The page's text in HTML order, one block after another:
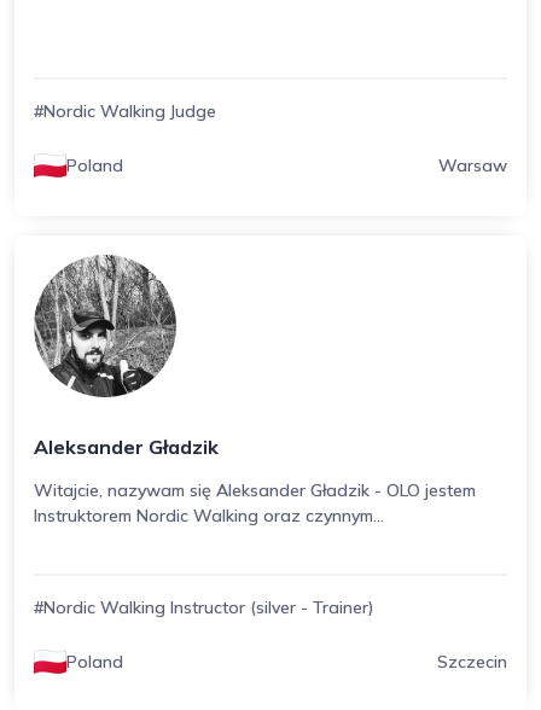
#Nordic Walking Judge
Poland Warsaw
Aleksander Gładzik
Witajcie, nazywam się Aleksander Gładzik - OLO jestem
Instruktorem Nordic Walking oraz czynnym...
#Nordic Walking Instructor (silver - Trainer)
Poland Szczecin